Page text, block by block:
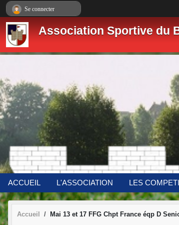
Association Sportive du
ACCUEIL L'ASSOCIATION LES
Accueil Mai 13 et 17 FFG Chpt France éqp D
Se connecter
Panneau de gestion des cookies